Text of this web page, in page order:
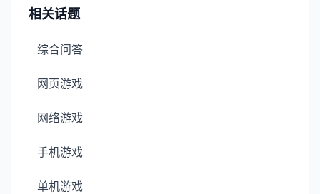
相关话题
综合问答
网页游戏
网络游戏
手机游戏
单机游戏